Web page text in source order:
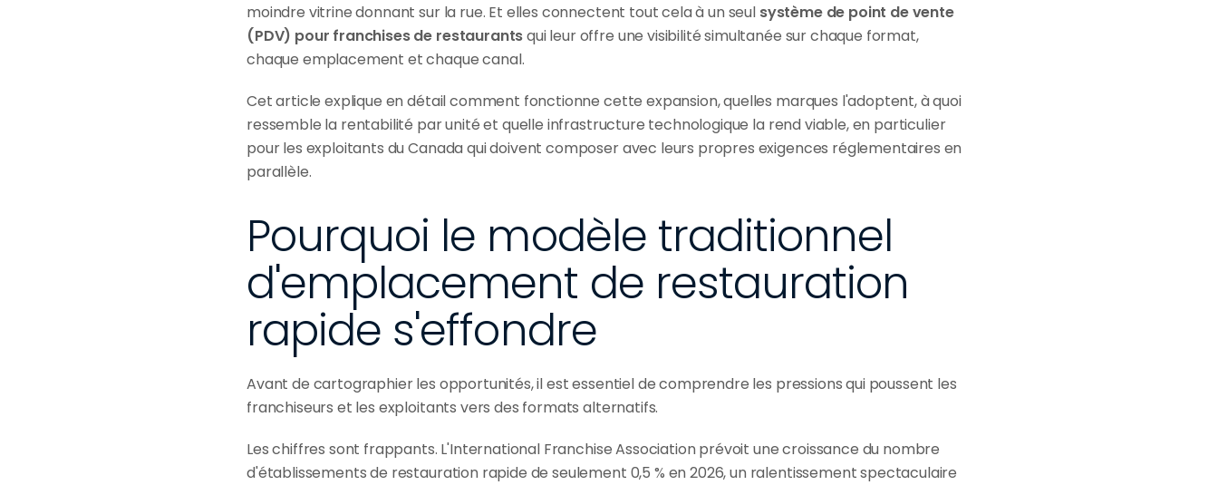
moindre vitrine donnant sur la rue. Et elles connectent tout cela à un seul système de point de vente
(PDV) pour franchises de restaurants qui leur offre une visibilité simultanée sur chaque format,
chaque emplacement et chaque canal.
Cet article explique en détail comment fonctionne cette expansion, quelles marques l'adoptent, à quoi
ressemble la rentabilité par unité et quelle infrastructure technologique la rend viable, en particulier
pour les exploitants du Canada qui doivent composer avec leurs propres exigences réglementaires en
parallèle.
Pourquoi le modèle traditionnel
d'emplacement de restauration
rapide s'effondre
Avant de cartographier les opportunités, il est essentiel de comprendre les pressions qui poussent les
franchiseurs et les exploitants vers des formats alternatifs.
Les chiffres sont frappants. L'International Franchise Association prévoit une croissance du nombre
d'établissements de restauration rapide de seulement 0,5 % en 2026, un ralentissement spectaculaire